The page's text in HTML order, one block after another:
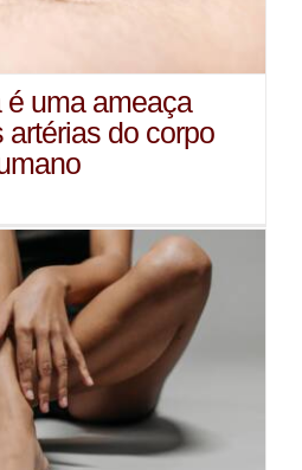
uma ameaça
artérias do corpo